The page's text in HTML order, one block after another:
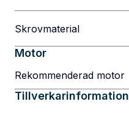
Skrovmaterial
Motor
Rekommenderad motor
Tillverkarinformation